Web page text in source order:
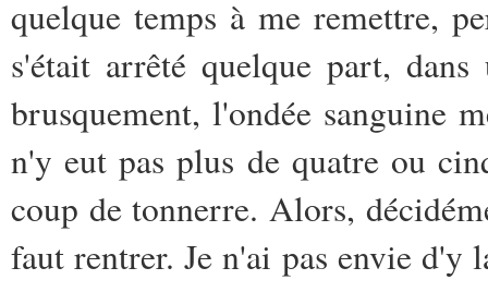
quelque temps à me remettre,
s'était arrêté quelque part,
brusquement, l'ondée sanguine
n'y eut pas plus de quatre ou
coup de tonnerre. Alors,
faut rentrer. Je n'ai pas envie d'y